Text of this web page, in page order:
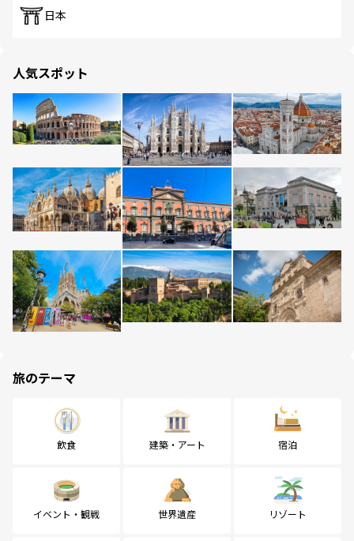
日本
人気スポット
旅のテーマ
飲食 建築・アート 宿泊
イベント・観戦 世界遺産 リゾート